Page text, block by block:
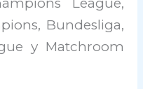
Bundesliga,
y Matchroom